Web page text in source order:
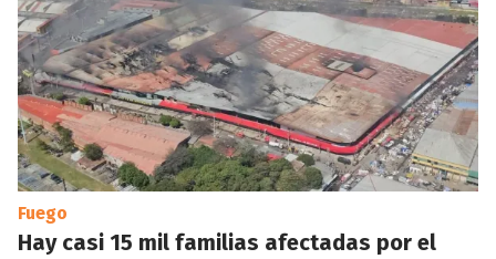
Fuego
Hay casi 15 mil familias afectadas por el